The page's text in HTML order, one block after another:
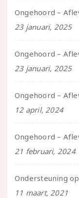
23 januari, 2025
23 januari, 2025
12 april, 2024
21 februari, 2024
11 maart, 2021